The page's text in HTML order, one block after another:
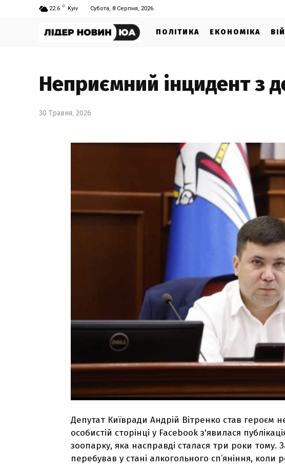
22.6 C Kyiv Субота, 8 Серпня, 2026
ПОЛІТИКА ЕКОНОМІКА
Неприємний інцидент з
30 Травня, 2026
Депутат Київради Андрій Вітренко став героєм
особистій сторінці у Facebook з'явилася
зоопарку, яка насправді сталася три роки тому.
перебував у стані алкогольного сп’яніння, коли